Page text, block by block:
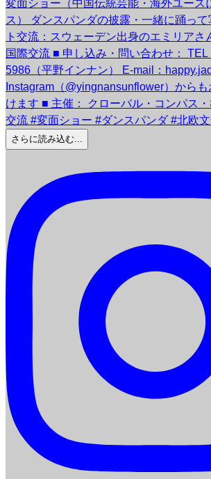
さらに読み込む...